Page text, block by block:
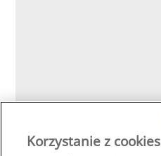
Korzystanie z cookies